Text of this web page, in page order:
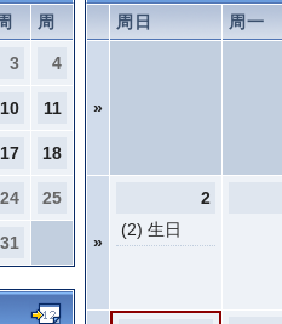
周 周
3 4
10 11
17 18
24 25
31
周日 周一
»
»
2
(2) 生日